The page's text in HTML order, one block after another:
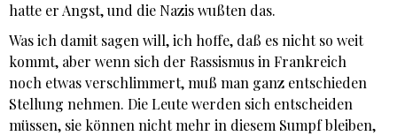
hatte er Angst, und die Nazis wußten das.
Was ich damit sagen will, ich hoffe, daß es nicht so weit
kommt, aber wenn sich der Rassismus in Frankreich
noch etwas verschlimmert, muß man ganz entschieden
Stellung nehmen. Die Leute werden sich entscheiden
müssen, sie können nicht mehr in diesem Sumpf bleiben,